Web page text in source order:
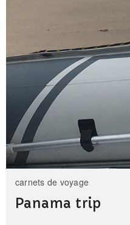
carnets de voyage
Panama trip